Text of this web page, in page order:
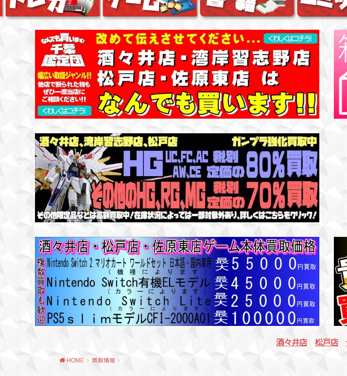
酒々井店 松戸店
HOME 買取情報